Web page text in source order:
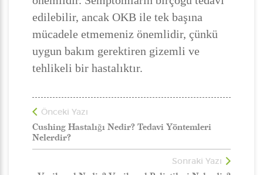
edilebilir, ancak OKB ile tek başına
mücadele etmemeniz önemlidir, çünkü
uygun bakım gerektiren gizemli ve
tehlikeli bir hastalıktır.
Önceki Yazı
Cushing Hastalığı Nedir? Tedavi Yöntemleri
Nelerdir?
Sonraki Yazı